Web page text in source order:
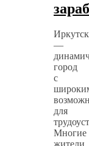
Иркутск
—
город
с
для
Многие